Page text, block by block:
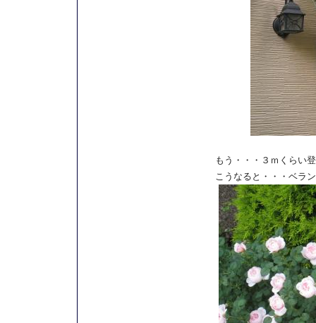
もう・・・３ｍくらい
こうなると・・・ベラ